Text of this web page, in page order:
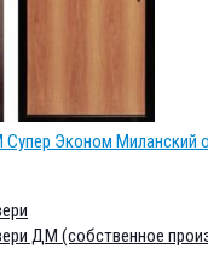
ДМ (собственное